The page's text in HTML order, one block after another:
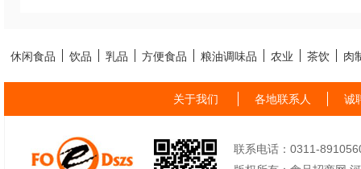
休闲食品 饮品 乳品 方便食品 粮油调味品 农业 茶饮 肉
关于我们 各地联系人 诚
联系电话：0311-